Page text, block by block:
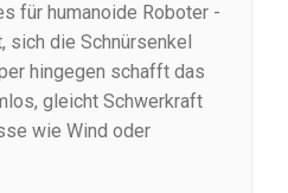
für humanoide Roboter -
sich die Schnürsenkel
hingegen schafft das
gleicht Schwerkraft
wie Wind oder